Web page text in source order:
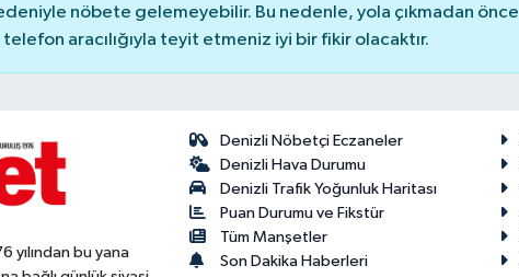
nöbete gelemeyebilir. Bu nedenle, yola çıkmadan önce
aracılığıyla teyit etmeniz iyi bir fikir olacaktır.
yılından bu yana
Denizli Nöbetçi Eczaneler
Denizli Hava Durumu
Denizli Trafik Yoğunluk Haritası
Puan Durumu ve Fikstür
Tüm Manşetler
Son Dakika Haberleri